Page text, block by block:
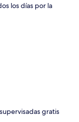
los días por la
gratis